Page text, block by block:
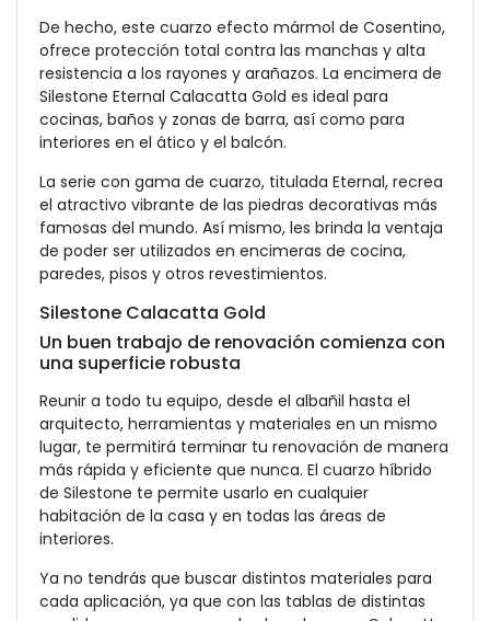
De hecho, este cuarzo efecto mármol de Cosentino,
ofrece protección total contra las manchas y alta
resistencia a los rayones y arañazos. La encimera de
Silestone Eternal Calacatta Gold es ideal para
cocinas, baños y zonas de barra, así como para
interiores en el ático y el balcón.
La serie con gama de cuarzo, titulada Eternal, recrea
el atractivo vibrante de las piedras decorativas más
famosas del mundo. Así mismo, les brinda la ventaja
de poder ser utilizados en encimeras de cocina,
paredes, pisos y otros revestimientos.
Silestone Calacatta Gold
Un buen trabajo de renovación comienza con
una superficie robusta
Reunir a todo tu equipo, desde el albañil hasta el
arquitecto, herramientas y materiales en un mismo
lugar, te permitirá terminar tu renovación de manera
más rápida y eficiente que nunca. El cuarzo híbrido
de Silestone te permite usarlo en cualquier
habitación de la casa y en todas las áreas de
interiores.
Ya no tendrás que buscar distintos materiales para
cada aplicación, ya que con las tablas de distintas